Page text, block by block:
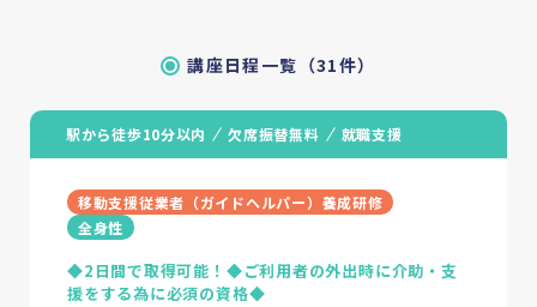
講座日程一覧（31件）
駅から徒歩10分以内 欠席振替無料 就職支援
移動支援従業者（ガイドヘルパー）養成研修
全身性
◆2日間で取得可能！◆ご利用者の外出時に介助・支
援をする為に必須の資格◆